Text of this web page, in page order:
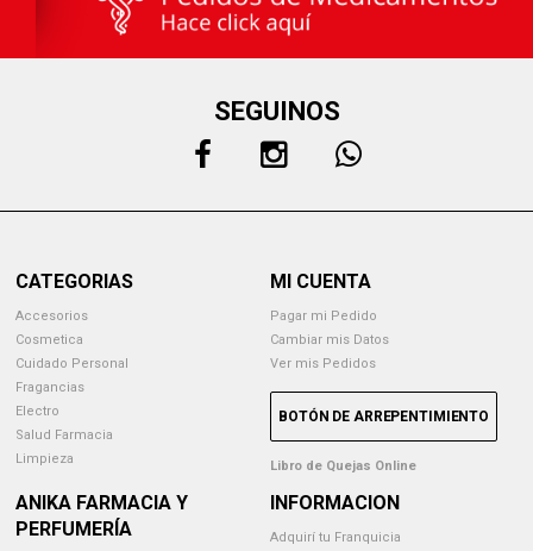
SEGUINOS
CATEGORIAS
Accesorios
Cosmetica
Cuidado Personal
Fragancias
Electro
Salud Farmacia
Limpieza
MI CUENTA
Pagar mi Pedido
Cambiar mis Datos
Ver mis Pedidos
BOTÓN DE ARREPENTIMIENTO
Libro de Quejas Online
ANIKA FARMACIA Y
PERFUMERÍA
INFORMACION
Adquirí tu Franquicia